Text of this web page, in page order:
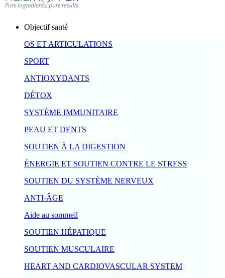
Objectif santé
OS ET ARTICULATIONS
SPORT
ANTIOXYDANTS
DÉTOX
SYSTÈME IMMUNITAIRE
PEAU ET DENTS
SOUTIEN À LA DIGESTION
ÉNERGIE ET SOUTIEN CONTRE LE STRESS
SOUTIEN DU SYSTÈME NERVEUX
ANTI-ÂGE
Aide au sommeil
SOUTIEN HÉPATIQUE
SOUTIEN MUSCULAIRE
HEART AND CARDIOVASCULAR SYSTEM